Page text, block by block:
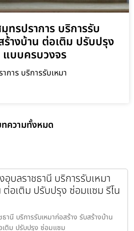
ทรปราการ บริการรับ
ร้างบ้าน ต่อเติม ปรับปรุง
แบบครบวงจร
การ บริการรับเหมา
ความทั้งหมด
บลราชธานี บริการรับเหมา
ต่อเติม ปรับปรุง ซ่อมแซม รีโน
านี บริการรับเหมาก่อสร้าง รับสร้างบ้าน
ติม ปรับปรุง ซ่อมแซม